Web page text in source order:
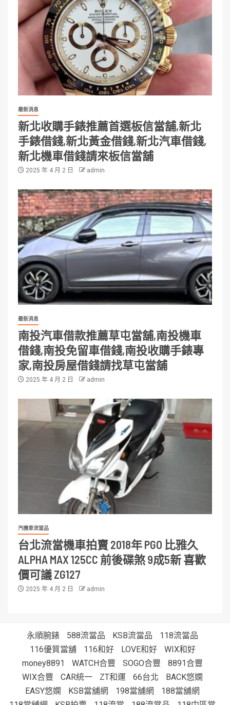
最新消息
新北收購手錶推薦首選板信當舖,新北
手錶借錢,新北黃金借錢,新北汽車借錢,
新北機車借錢請來板信當舖
2025 年 4 月 2 日 admin
最新消息
南投汽車借款推薦草屯當舖,南投機車
借錢,南投免留車借錢,南投收購手錶專
家,南投房屋借錢請找草屯當舖
2025 年 4 月 2 日 admin
汽機車流當品
台北流當機車拍賣 2018年 PGO 比雅久
ALPHA MAX 125CC 前後碟煞 9成5新 喜歡
價可議 ZG127
2025 年 4 月 2 日 admin
永順腕錶 588流當品 KSB流當品
118流當品
116優質當舖
116和好 LOVE和好
WIX和好
money8891
WATCH合豐 SOGO合豐
8891合豐
WIX合豐
CAR統一 ZT和運 66台北
BACK悠嫻
EASY悠嫻
KSB當舖網 198當舖網
188當舖網